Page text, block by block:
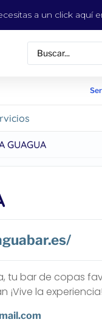
a un click aquí
GUAGUA
tu bar de copas
¡Vive la experiencia!